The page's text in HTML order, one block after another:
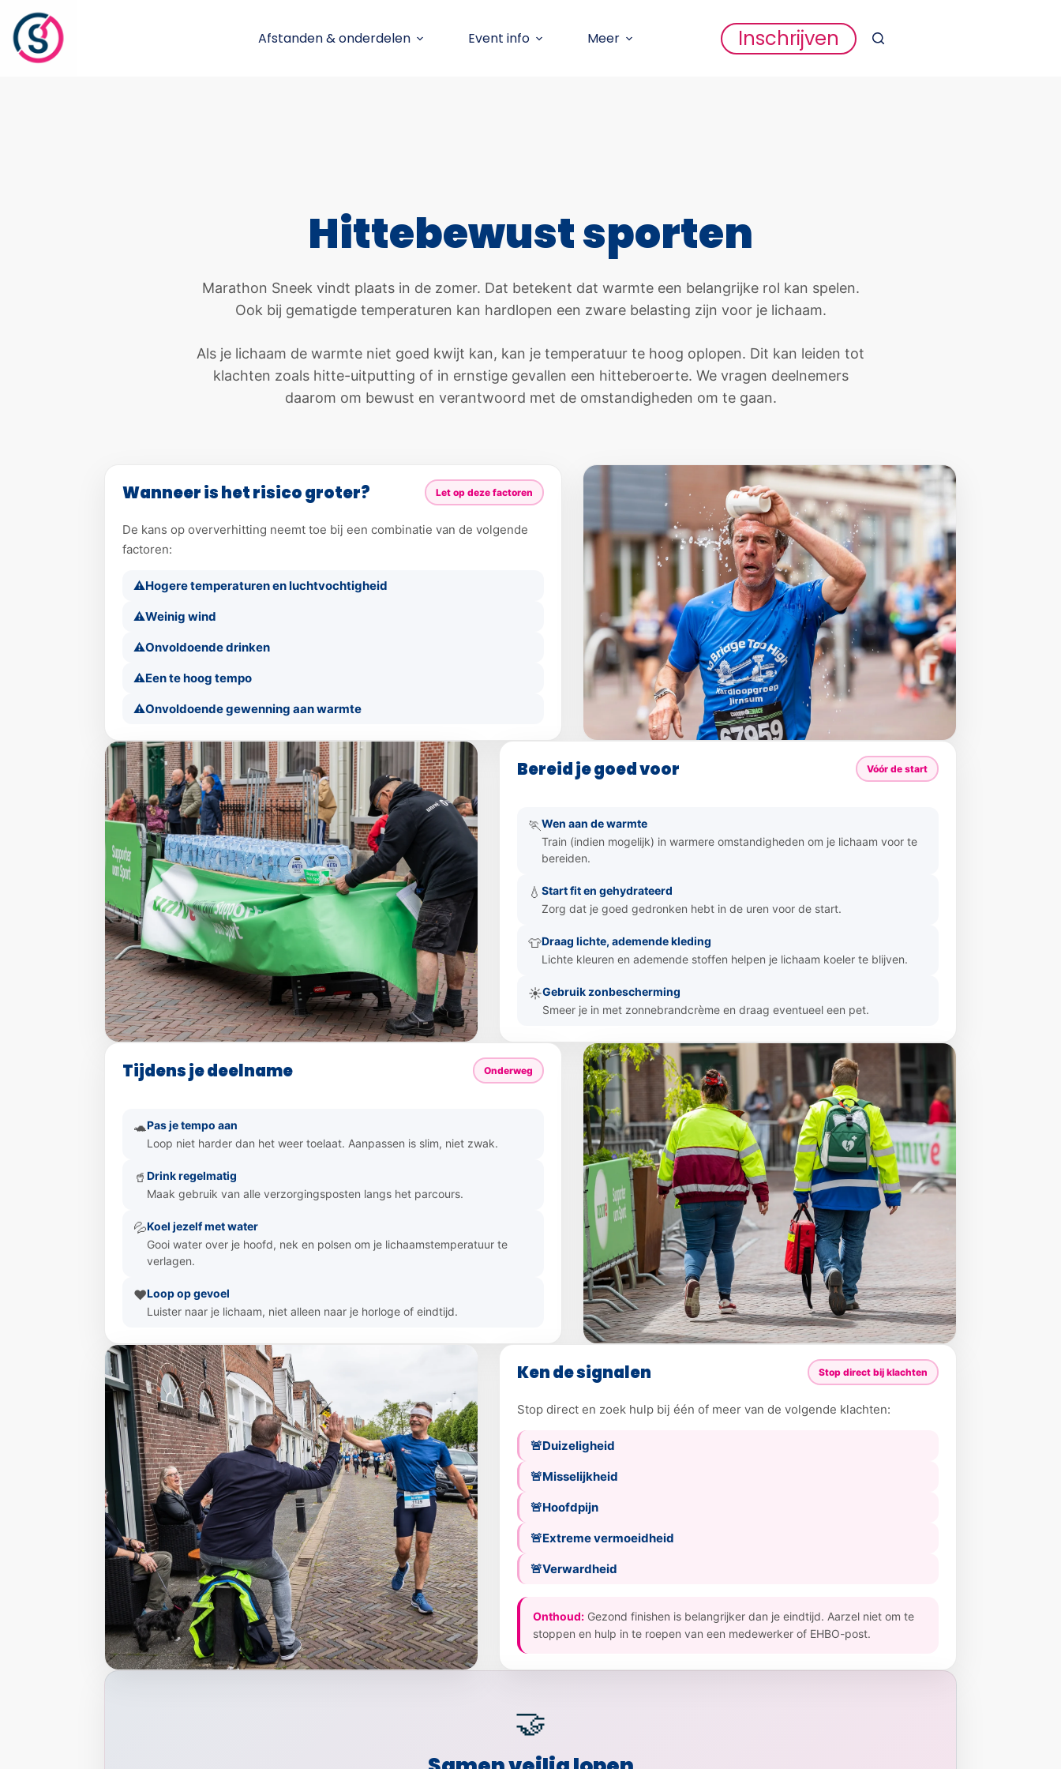
Afstanden & onderdelen Event info Meer Inschrijven
Hittebewust sporten
Marathon Sneek vindt plaats in de zomer. Dat betekent dat warmte een belangrijke rol kan spelen.
Ook bij gematigde temperaturen kan hardlopen een zware belasting zijn voor je lichaam.
Als je lichaam de warmte niet goed kwijt kan, kan je temperatuur te hoog oplopen. Dit kan leiden tot
klachten zoals hitte-uitputting of in ernstige gevallen een hitteberoerte. We vragen deelnemers
daarom om bewust en verantwoord met de omstandigheden om te gaan.
Wanneer is het risico groter? Let op deze factoren
De kans op oververhitting neemt toe bij een combinatie van de volgende
factoren:
Hogere temperaturen en luchtvochtigheid
Weinig wind
Onvoldoende drinken
Een te hoog tempo
Onvoldoende gewenning aan warmte
Bereid je goed voor Vóór de start
🏃Wen aan de warmte
Train (indien mogelijk) in warmere omstandigheden om je lichaam voor te
bereiden.
💧Start fit en gehydrateerd
Zorg dat je goed gedronken hebt in de uren voor de start.
👕Draag lichte, ademende kleding
Lichte kleuren en ademende stoffen helpen je lichaam koeler te blijven.
☀️Gebruik zonbescherming
Smeer je in met zonnebrandcrème en draag eventueel een pet.
Tijdens je deelname Onderweg
🐢Pas je tempo aan
Loop niet harder dan het weer toelaat. Aanpassen is slim, niet zwak.
🥤 Drink regelmatig
Maak gebruik van alle verzorgingsposten langs het parcours.
💦Koel jezelf met water
Gooi water over je hoofd, nek en polsen om je lichaamstemperatuur te
verlagen.
❤️Loop op gevoel
Luister naar je lichaam, niet alleen naar je horloge of eindtijd.
Ken de signalen Stop direct bij klachten
Stop direct en zoek hulp bij één of meer van de volgende klachten:
Duizeligheid
Misselijkheid
Hoofdpijn
Extreme vermoeidheid
Verwardheid
Onthoud: Gezond finishen is belangrijker dan je eindtijd. Aarzel niet om te
stoppen en hulp in te roepen van een medewerker of EHBO-post.
🤝